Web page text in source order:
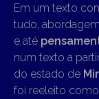
Em um texto
tudo,
e até
num texto a
do estado de
foi reeleito